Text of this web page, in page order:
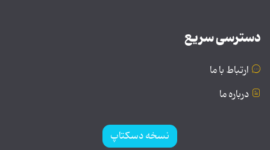
دسترسی سریع
ارتباط با ما
درباره ما
نسخه دسکتاپ